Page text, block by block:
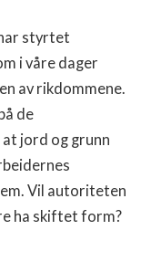
styrtet
i våre dager
av rikdommene.
de
jord og grunn
Vil autoriteten
ha skiftet form?